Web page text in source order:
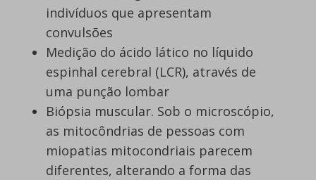
indivíduos que apresentam
convulsões
Medição do ácido lático no líquido
espinhal cerebral (LCR), através de
uma punção lombar
Biópsia muscular. Sob o microscópio,
as mitocôndrias de pessoas com
miopatias mitocondriais parecem
diferentes, alterando a forma das